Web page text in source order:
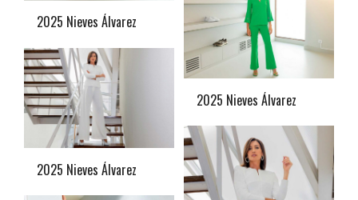
2025 Nieves Álvarez
2025 Nieves Álvarez
2025 Nieves Álvarez